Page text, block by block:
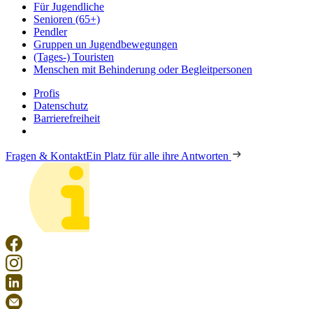
Für Jugendliche
Senioren (65+)
Pendler
Gruppen un Jugendbewegungen
(Tages-) Touristen
Menschen mit Behinderung oder Begleitpersonen
Profis
Datenschutz
Barrierefreiheit
Fragen & KontaktEin Platz für alle ihre Antworten